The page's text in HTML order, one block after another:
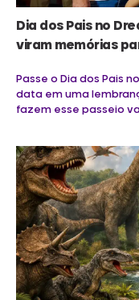
Dia dos Pais no
viram memórias
Passe o Dia dos Pais
data em uma
fazem esse passeio